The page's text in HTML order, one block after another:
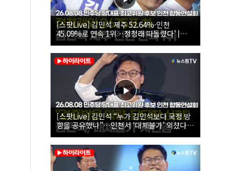
[스팟Live] 김민석 제주 52.64%·인천
45.09%로 연속 1위…정청래 따돌렸다’ |
26.08.08 더불어민주당 당대표·최고위원 후
보 인천 합동연설회
[스팟Live] 김민석 “누가 김민석보다 국정 방
향을 공유했나”…인천서 ‘대체불가’ 외쳤다 |
26.08.08 더불어민주당 당대표·최고위원 후
보 인천 합동연설회